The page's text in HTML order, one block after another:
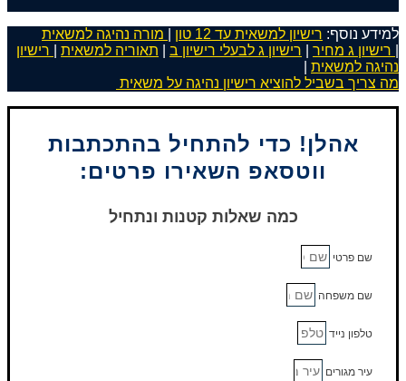
למידע נוסף: רישיון למשאית עד 12 טון
מורה נהיגה למשאית
רישיון ג מחיר רישיון ג לבעלי רישיון ב תאוריה למשאית
רישיון
נהיגה למשאית
מה צריך בשביל להוציא רישיון נהיגה על משאית
אהלן! כדי להתחיל בהתכתבות
ווטסאפ השאירו פרטים:
כמה שאלות קטנות ונתחיל
שם פרטי
שם משפחה
טלפון נייד
עיר מגורים